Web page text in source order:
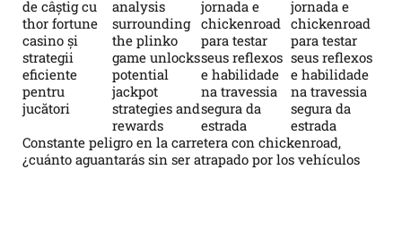
de câștig cu
thor fortune
casino și
strategii
eficiente
pentru
jucători
analysis
surrounding
the plinko
game unlocks
potential
jackpot
strategies and
rewards
jornada e
chickenroad
para testar
seus reflexos
e habilidade
na travessia
segura da
estrada
jornada e
chickenroad
para testar
seus reflexos
e habilidade
na travessia
segura da
estrada
Constante peligro en la carretera con chickenroad,
¿cuánto aguantarás sin ser atrapado por los vehículos